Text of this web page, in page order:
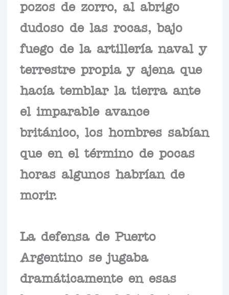
pozos de zorro, al abrigo
dudoso de las rocas, bajo
fuego de la artillería naval y
terrestre propia y ajena que
hacía temblar la tierra ante
el imparable avance
británico, los hombres sabían
que en el término de pocas
horas algunos habrían de
morir.
La defensa de Puerto
Argentino se jugaba
dramáticamente en esas